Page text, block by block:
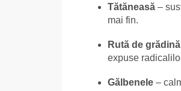
Tătăneasă –
mai fin.
Rută de grădină
expuse
Gălbenele –